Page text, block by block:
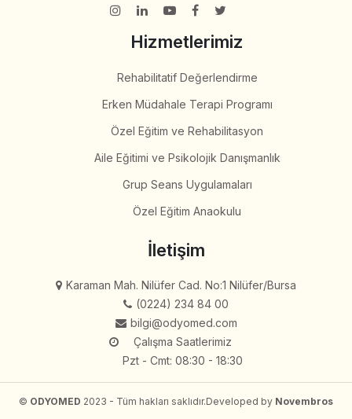
Hizmetlerimiz
Özel Eğitim ve Rehabilitasyon
Özel Eğitim Anaokulu
İletişim
(0224) 234 84 00
Çalışma Saatlerimiz
Pzt - Cmt: 08:30 - 18:30